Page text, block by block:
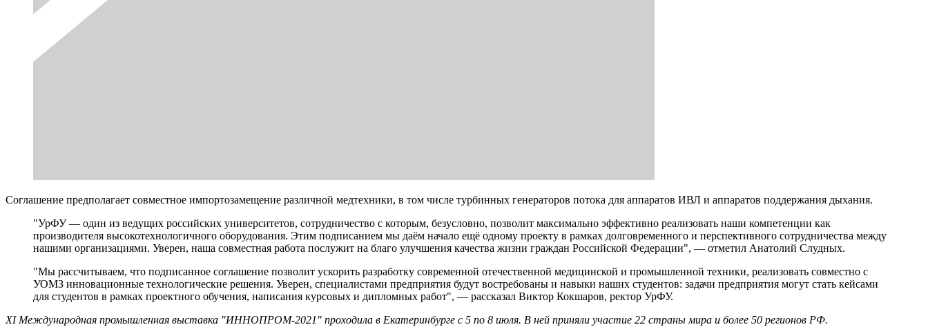
Соглашение предполагает совместное импортозамещение различной медтехники, в том числе турбинных генераторов потока для аппаратов ИВЛ и аппаратов поддержания дыхания.
"УрФУ — один из ведущих российских университетов, сотрудничество с которым, безусловно, позволит максимально эффективно реализовать наши компетенции как
производителя высокотехнологичного оборудования. Этим подписанием мы даём начало ещё одному проекту в рамках долговременного и перспективного сотрудничества между
нашими организациями. Уверен, наша совместная работа послужит на благо улучшения качества жизни граждан Российской Федерации", — отметил Анатолий Слудных.
"Мы рассчитываем, что подписанное соглашение позволит ускорить разработку современной отечественной медицинской и промышленной техники, реализовать совместно с
УОМЗ инновационные технологические решения. Уверен, специалистами предприятия будут востребованы и навыки наших студентов: задачи предприятия могут стать кейсами
для студентов в рамках проектного обучения, написания курсовых и дипломных работ", — рассказал Виктор Кокшаров, ректор УрФУ.
XI Международная промышленная выставка "ИННОПРОМ-2021" проходила в Екатеринбурге с 5 по 8 июля. В ней приняли участие 22 страны мира и более 50 регионов РФ.